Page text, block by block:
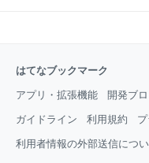
はてなブックマーク
アプリ・拡張機能 開発ブ
ガイドライン 利用規約
利用者情報の外部送信につ